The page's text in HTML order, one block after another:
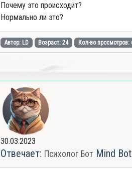
Почему это происходит?
Нормально ли это?
Автор: LD Возраст: 24 Кол-во просмотров:
30.03.2023
Отвечает: Психолог Бот Mind Bot